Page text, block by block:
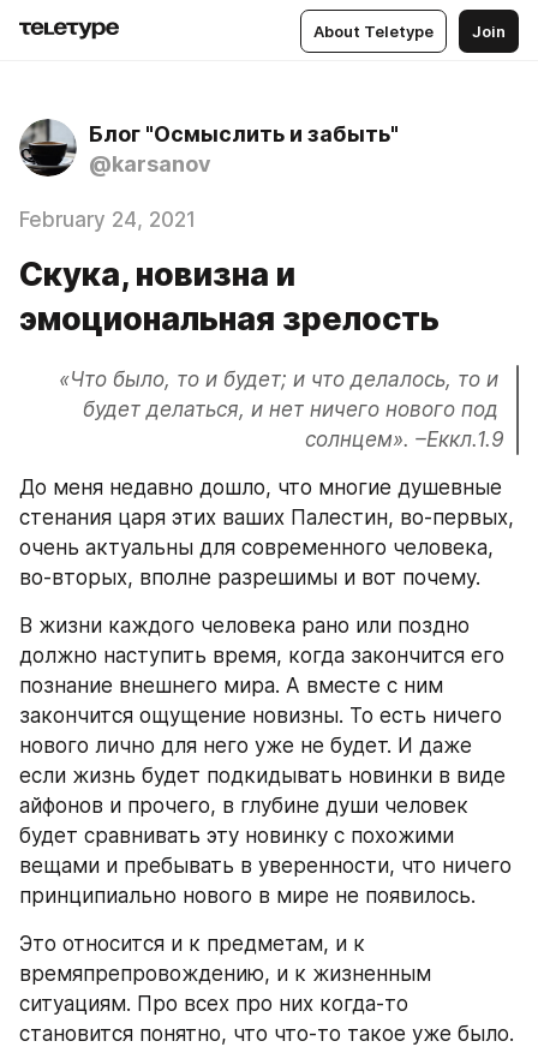
About Teletype Join
Блог "Осмыслить и забыть"
@karsanov
February 24, 2021
Скука, новизна и
эмоциональная зрелость
«Что было, то и будет; и что делалось, то и
будет делаться, и нет ничего нового под
солнцем». –Еккл.1.9
До меня недавно дошло, что многие душевные
стенания царя этих ваших Палестин, во-первых,
очень актуальны для современного человека,
во-вторых, вполне разрешимы и вот почему.
В жизни каждого человека рано или поздно
должно наступить время, когда закончится его
познание внешнего мира. А вместе с ним
закончится ощущение новизны. То есть ничего
нового лично для него уже не будет. И даже
если жизнь будет подкидывать новинки в виде
айфонов и прочего, в глубине души человек
будет сравнивать эту новинку с похожими
вещами и пребывать в уверенности, что ничего
принципиально нового в мире не появилось.
Это относится и к предметам, и к
времяпрепровождению, и к жизненным
ситуациям. Про всех про них когда-то
становится понятно, что что-то такое уже было.